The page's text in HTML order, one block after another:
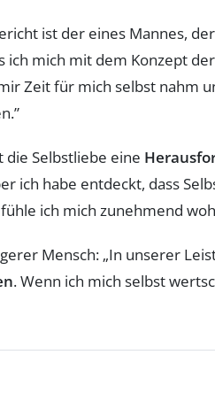
ist der eines Mannes,
ich mich mit dem Konzept
Zeit für mich selbst nahm
die Selbstliebe eine
ich habe entdeckt, dass
ich mich zunehmend
Mensch: „In unserer
. Wenn ich mich selbst